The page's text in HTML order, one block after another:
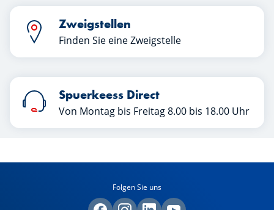
Zweigstellen
Finden Sie eine Zweigstelle
Spuerkeess Direct
Von Montag bis Freitag 8.00 bis 18.00 Uhr
Folgen Sie uns